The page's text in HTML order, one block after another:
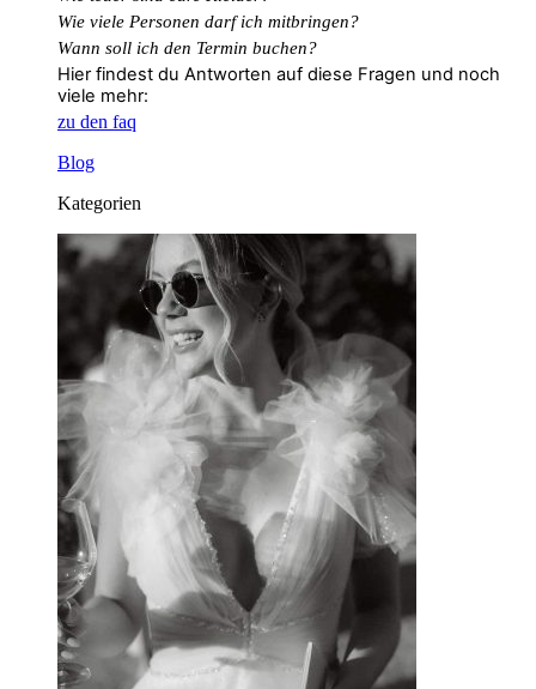
Wie viele Personen darf ich mitbringen?
Wann soll ich den Termin buchen?
Hier findest du Antworten auf diese Fragen und noch
viele mehr:
zu den faq
Blog
Kategorien